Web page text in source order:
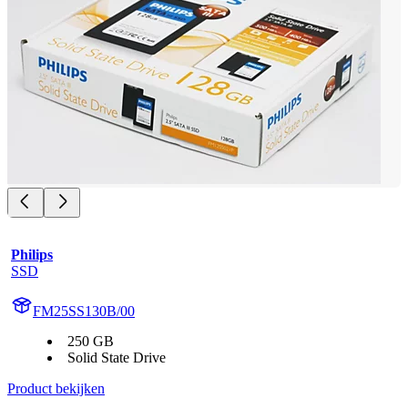
Philips
SSD
FM25SS130B/00
250 GB
Solid State Drive
Product bekijken